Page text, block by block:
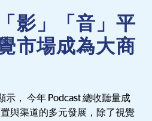
影」「音」平
市場成為大商
示， 今年 Podcast 總收聽量成
與渠道的多元發展，除了視覺